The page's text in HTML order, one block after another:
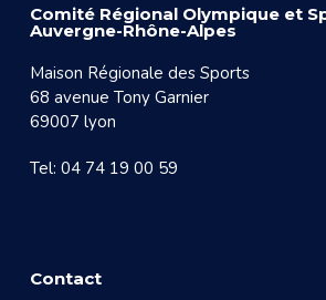
Comité Régional Olympique et
Auvergne-Rhône-Alpes
Maison Régionale des Sports
68 avenue Tony Garnier
69007 lyon
Tel: 04 74 19 00 59
Contact